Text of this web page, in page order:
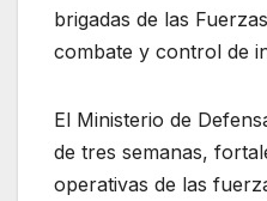
brigadas de las
combate y control de
El Ministerio de
de tres semanas,
operativas de las